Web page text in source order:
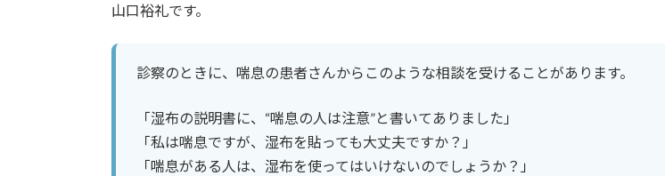
山口裕礼です。
診察のときに、喘息の患者さんからこのような相談を受けることがあります。
「湿布の説明書に、“喘息の人は注意”と書いてありました」
「私は喘息ですが、湿布を貼っても大丈夫ですか？」
「喘息がある人は、湿布を使ってはいけないのでしょうか？」